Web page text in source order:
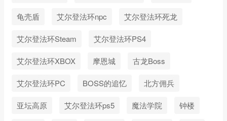
龟壳盾 艾尔登法环npc 艾尔登法环死龙
艾尔登法环Steam 艾尔登法环PS4
艾尔登法环XBOX 摩恩城 古龙Boss
艾尔登法环PC BOSS的追忆 北方佣兵
亚坛高原 艾尔登法环ps5 魔法学院 钟楼